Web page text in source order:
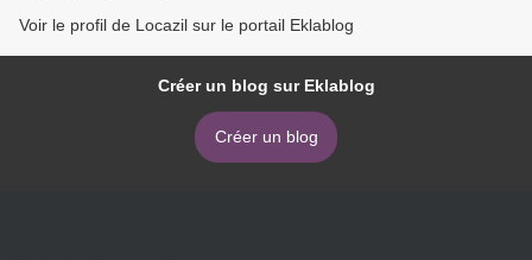
Voir le profil de Locazil sur le portail Eklablog
Créer un blog sur Eklablog
Créer un blog